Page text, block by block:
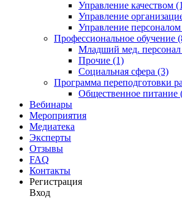
Управление качеством
Управление
Управление
Профессиональное обучение
Младший мед.
Прочие (1)
Социальная сфера (3)
Программа переподготовки
Общественное питание
Вебинары
Мероприятия
Медиатека
Эксперты
Отзывы
FAQ
Контакты
Регистрация
Вход